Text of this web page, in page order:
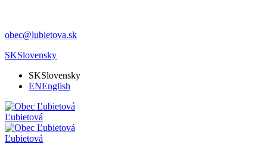
obec@lubietova.sk
SKSlovensky
SKSlovensky
ENEnglish
Ľubietová
Ľubietová